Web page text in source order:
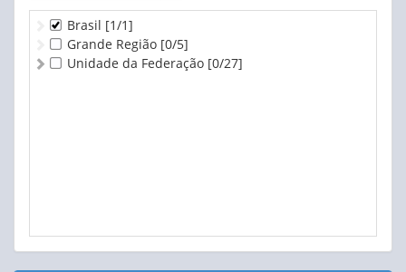
Brasil [1/1]
Grande Região [0/5]
Unidade da Federação [0/27]